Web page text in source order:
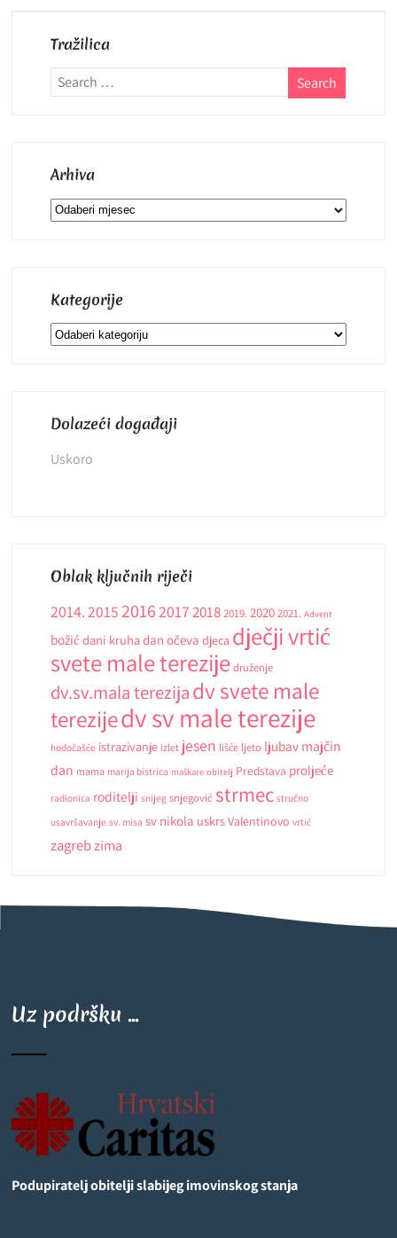
Tražilica
Arhiva
Arhiva
Kategorije
Kategorije
Dolazeći događaji
Uskoro
Oblak ključnih riječi
2014.2015201620172018 2019. 2020 2021. Advent
božić dani kruhadan očeva djeca dječji vrtić
svete male terezije druženje
dv.sv.mala terezijadv svete male
terezijedv sv male terezije
hodočašće istrazivanje izlet jesen lišće ljeto ljubav majčin
dan mama marija bistrica maškare obitelj Predstava proljeće
radionica roditelji snijeg snjegović strmec stručno
usavršavanje sv. misa sv nikola uskrsValentinovo vrtić
zagrebzima
Uz podršku ...
Podupiratelj obitelji slabijeg imovinskog stanja